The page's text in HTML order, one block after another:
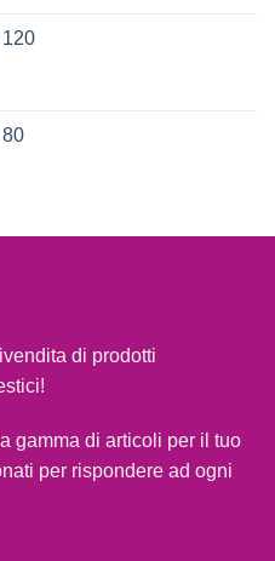
di prodotti
gamma di articoli per il tuo
per rispondere ad ogni